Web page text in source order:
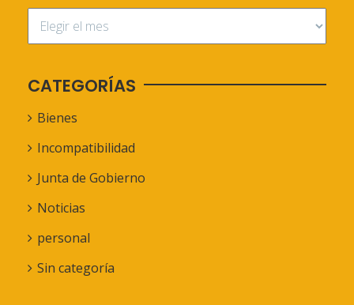
CATEGORÍAS
Bienes
Incompatibilidad
Junta de Gobierno
Noticias
personal
Sin categoría